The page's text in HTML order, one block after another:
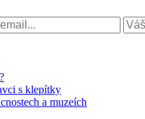
s klepítky
a muzeích